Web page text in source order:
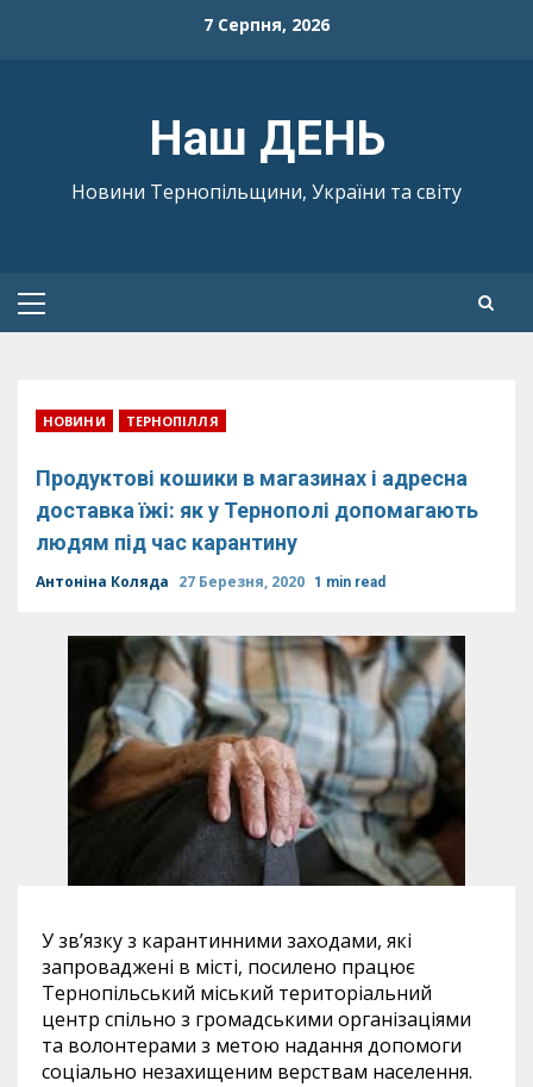
7 Серпня, 2026
Наш ДЕНЬ
Новини Тернопільщини, України та світу
Primary
НОВИНИ ТЕРНОПІЛЛЯ
Продуктові кошики в магазинах і адресна
доставка їжі: як у Тернополі допомагають
людям під час карантину
Антоніна Коляда 27 Березня, 2020 1 min read
У зв’язку з карантинними заходами, які
запроваджені в місті, посилено працює
Тернопільський міський територіальний
центр спільно з громадськими організаціями
та волонтерами з метою надання допомоги
соціально незахищеним верствам населення.